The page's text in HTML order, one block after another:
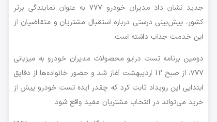
جدید نشان داد مدیران خودرو 777 به عنوان نمایندگی برتر
کشور، پیش‌بینی درستی درباره استقبال مشتریان و متقاضیان از
این خدمت جذاب داشته‌ است.
دومین برنامه تست درایو محصولات مدیران خودرو به میزبانی
777، از صبح 12 اردیبهشت آغاز شد و حضور خانواده‌ها از دقایق
ابتدایی این رویداد ثابت کرد که چقدر ایده تست خودرو پیش از
خرید می‌تواند در انتخاب مشتریان مفید واقع شود.